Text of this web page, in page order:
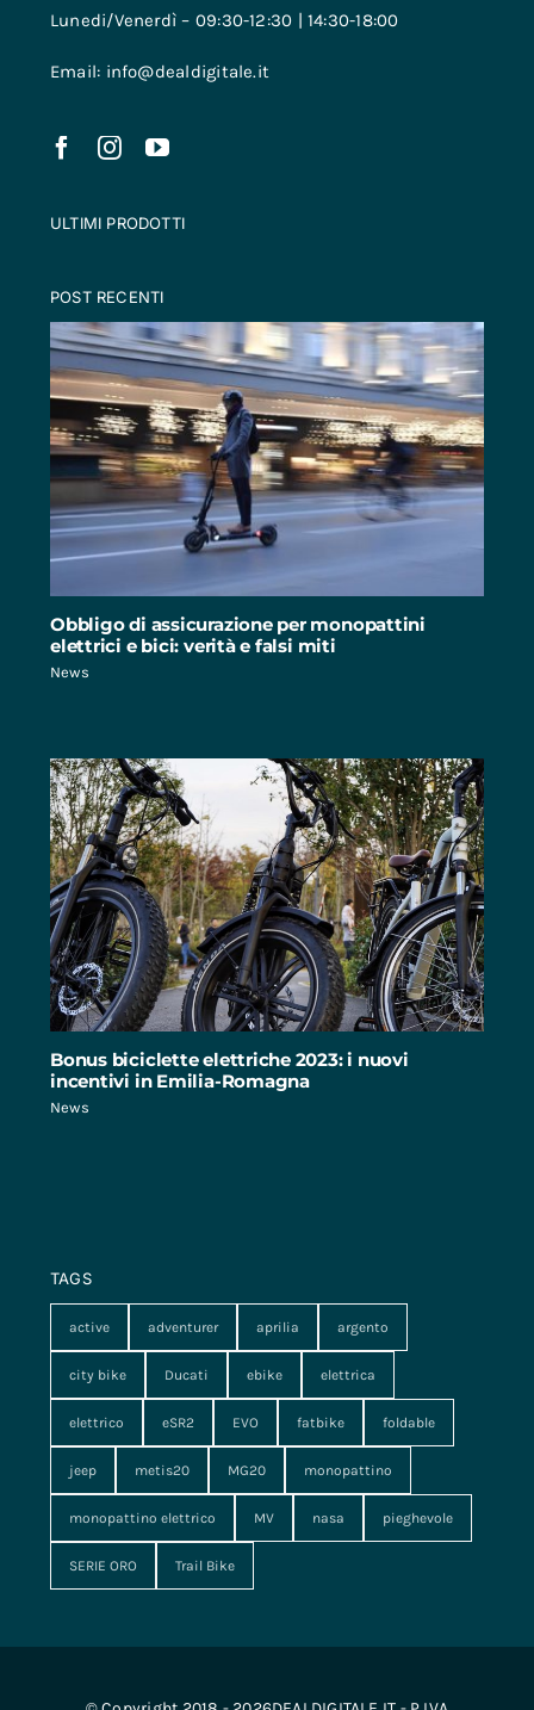
Lunedi/Venerdì – 09:30-12:30 | 14:30-18:00
Email: info@dealdigitale.it
ULTIMI PRODOTTI
POST RECENTI
Obbligo di assicurazione per monopattini
elettrici e bici: verità e falsi miti
News
Bonus biciclette elettriche 2023: i nuovi
incentivi in Emilia-Romagna
News
TAGS
active adventurer aprilia argento
city bike Ducati ebike elettrica
elettrico eSR2 EVO fatbike foldable
jeep metis20 MG20 monopattino
monopattino elettrico MV nasa pieghevole
SERIE ORO Trail Bike